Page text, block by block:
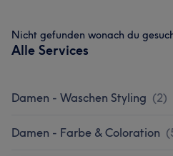
Nicht gefunden wonach du
Alle Services
Damen - Waschen Styling (2)
Damen - Farbe & Coloration (